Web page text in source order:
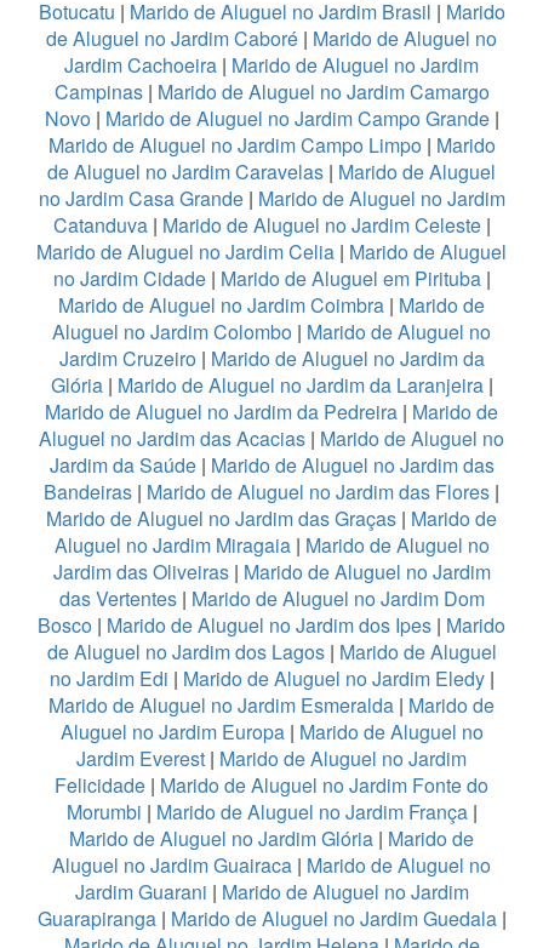
Botucatu | Marido de Aluguel no Jardim Brasil | Marido
de Aluguel no Jardim Caboré | Marido de Aluguel no
Jardim Cachoeira | Marido de Aluguel no Jardim
Campinas| Marido de Aluguel no Jardim Camargo
Novo| Marido de Aluguel no Jardim Campo Grande|
Marido de Aluguel no Jardim Campo Limpo| Marido
de Aluguel no Jardim Caravelas | Marido de Aluguel
no Jardim Casa Grande| Marido de Aluguel no Jardim
Catanduva| Marido de Aluguel no Jardim Celeste|
Marido de Aluguel no Jardim Celia | Marido de Aluguel
no Jardim Cidade| Marido de Aluguel em Pirituba|
Marido de Aluguel no Jardim Coimbra | Marido de
Aluguel no Jardim Colombo | Marido de Aluguel no
Jardim Cruzeiro| Marido de Aluguel no Jardim da
Glória| Marido de Aluguel no Jardim da Laranjeira|
Marido de Aluguel no Jardim da Pedreira | Marido de
Aluguel no Jardim das Acacias | Marido de Aluguel no
Jardim da Saúde| Marido de Aluguel no Jardim das
Bandeiras | Marido de Aluguel no Jardim das Flores |
Marido de Aluguel no Jardim das Graças | Marido de
Aluguel no Jardim Miragaia| Marido de Aluguel no
Jardim das Oliveiras| Marido de Aluguel no Jardim
das Vertentes| Marido de Aluguel no Jardim Dom
Bosco | Marido de Aluguel no Jardim dos Ipes | Marido
de Aluguel no Jardim dos Lagos| Marido de Aluguel
no Jardim Edi | Marido de Aluguel no Jardim Eledy|
Marido de Aluguel no Jardim Esmeralda | Marido de
Aluguel no Jardim Europa| Marido de Aluguel no
Jardim Everest | Marido de Aluguel no Jardim
Felicidade | Marido de Aluguel no Jardim Fonte do
Morumbi | Marido de Aluguel no Jardim França|
Marido de Aluguel no Jardim Glória | Marido de
Aluguel no Jardim Guairaca | Marido de Aluguel no
Jardim Guarani | Marido de Aluguel no Jardim
Guarapiranga| Marido de Aluguel no Jardim Guedala|